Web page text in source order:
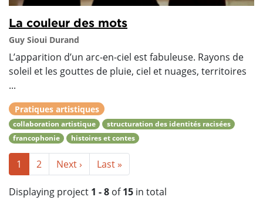
La couleur des mots
Guy Sioui Durand
L’apparition d’un arc-en-ciel est fabuleuse. Rayons de
soleil et les gouttes de pluie, ciel et nuages, territoires
...
Pratiques artistiques
collaboration artistique
structuration des identités racisées
francophonie
histoires et contes
1 2 Next › Last »
Displaying project 1 - 8 of15 in total